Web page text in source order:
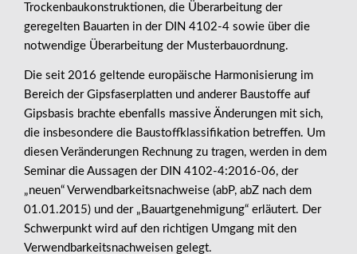
Trockenbaukonstruktionen, die Überarbeitung der
geregelten Bauarten in der DIN 4102-4 sowie über die
notwendige Überarbeitung der Musterbauordnung.
Die seit 2016 geltende europäische Harmonisierung im
Bereich der Gipsfaserplatten und anderer Baustoffe auf
Gipsbasis brachte ebenfalls massive Änderungen mit sich,
die insbesondere die Baustoffklassifikation betreffen. Um
diesen Veränderungen Rechnung zu tragen, werden in dem
Seminar die Aussagen der DIN 4102-4:2016-06, der
„neuen“ Verwendbarkeitsnachweise (abP, abZ nach dem
01.01.2015) und der „Bauartgenehmigung“ erläutert. Der
Schwerpunkt wird auf den richtigen Umgang mit den
Verwendbarkeitsnachweisen gelegt.